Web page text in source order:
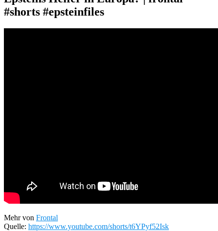
#shorts #epsteinfiles
Mehr von Frontal
Quelle: https://www.youtube.com/shorts/t6YPyf52Isk